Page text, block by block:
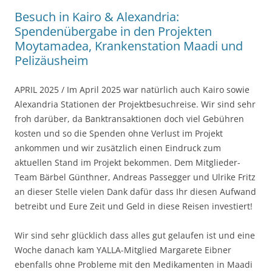
Besuch in Kairo & Alexandria:
Spendenübergabe in den Projekten
Moytamadea, Krankenstation Maadi und
Pelizäusheim
APRIL 2025 / Im April 2025 war natürlich auch Kairo sowie
Alexandria Stationen der Projektbesuchreise. Wir sind sehr
froh darüber, da Banktransaktionen doch viel Gebühren
kosten und so die Spenden ohne Verlust im Projekt
ankommen und wir zusätzlich einen Eindruck zum
aktuellen Stand im Projekt bekommen. Dem Mitglieder-
Team Bärbel Günthner, Andreas Passegger und Ulrike Fritz
an dieser Stelle vielen Dank dafür dass Ihr diesen Aufwand
betreibt und Eure Zeit und Geld in diese Reisen investiert!
Wir sind sehr glücklich dass alles gut gelaufen ist und eine
Woche danach kam YALLA-Mitglied Margarete Eibner
ebenfalls ohne Probleme mit den Medikamenten in Maadi